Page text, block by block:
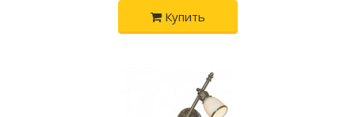
Купить